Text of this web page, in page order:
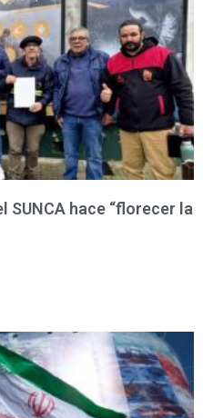
SUNCA hace “florecer la